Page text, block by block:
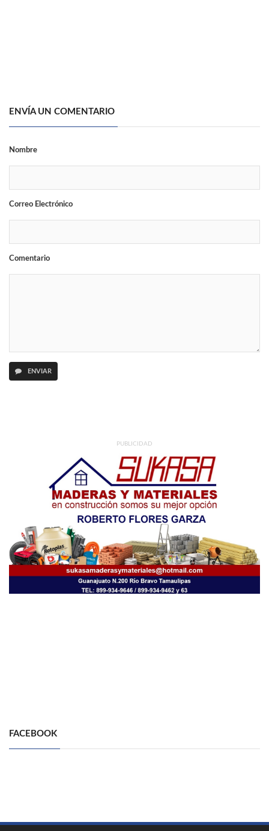
ENVÍA UN COMENTARIO
Nombre
Correo Electrónico
Comentario
ENVIAR
PUBLICIDAD
FACEBOOK